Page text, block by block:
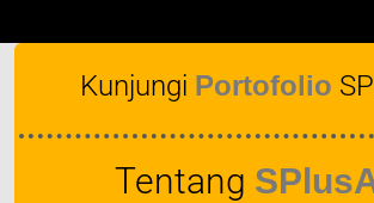
Kunjungi Portofolio
Tentang